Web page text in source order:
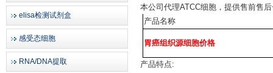
elisa检测试剂盒
感受态细胞
RNA/DNA提取
本公司代理ATCC细胞，提供售前售
产品名称
胃癌组织源细胞价格
产品特点: